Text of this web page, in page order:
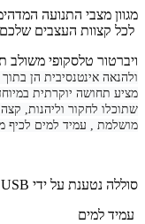
מגוון מצבי התנועה
לכל קצוות העצבים
ויברטור טלסקופי משולב
שתוכלו לחקור וליהנות,
מושלמת , עמיד למים לכיף
סוללה נטענת על ידי
עמיד למים